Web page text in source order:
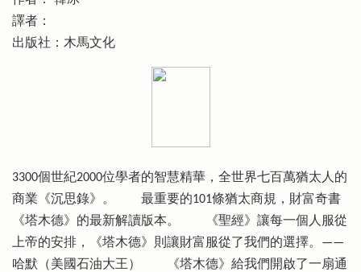
譯者：
出版社：木馬文化
3300個世紀2000位學者的智慧精華，全世界七百萬猶太人的
商業《沉思錄》。 最重要的101條猶太商規，財富奇書
《塔木德》的最新解讀版本。 《聖經》讓每一個人服從
上帝的安排，《塔木德》則讓財富服從了我們的選擇。——
哈默（美國石油大王） 《塔木德》給我們開啟了一扇通